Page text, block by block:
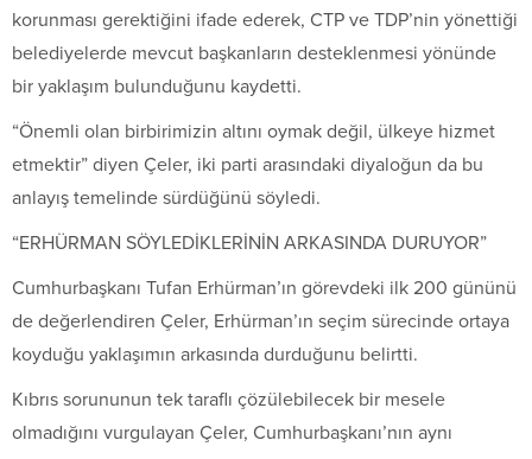
korunması gerektiğini ifade ederek, CTP ve TDP’nin yönettiği
belediyelerde mevcut başkanların desteklenmesi yönünde
bir yaklaşım bulunduğunu kaydetti.
“Önemli olan birbirimizin altını oymak değil, ülkeye hizmet
etmektir” diyen Çeler, iki parti arasındaki diyaloğun da bu
anlayış temelinde sürdüğünü söyledi.
“ERHÜRMAN SÖYLEDİKLERİNİN ARKASINDA DURUYOR”
Cumhurbaşkanı Tufan Erhürman’ın görevdeki ilk 200 gününü
de değerlendiren Çeler, Erhürman’ın seçim sürecinde ortaya
koyduğu yaklaşımın arkasında durduğunu belirtti.
Kıbrıs sorununun tek taraflı çözülebilecek bir mesele
olmadığını vurgulayan Çeler, Cumhurbaşkanı’nın aynı